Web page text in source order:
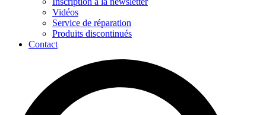
Vidéos
Service de réparation
Produits discontinués
Contact